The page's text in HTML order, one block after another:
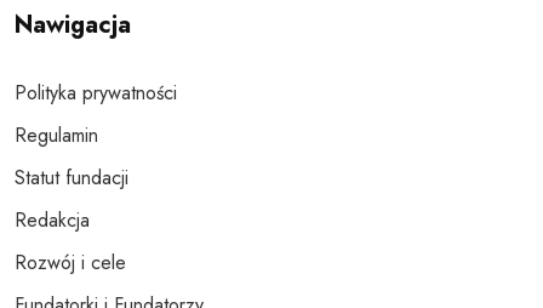
Nawigacja
Polityka prywatności
Regulamin
Statut fundacji
Redakcja
Rozwój i cele